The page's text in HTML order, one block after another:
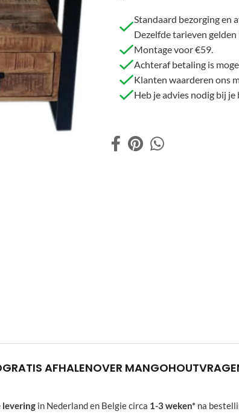
Standaard bezorging en
Dezelfde tarieven gelden
Montage voor €59.
Achteraf betaling is
Klanten waarderen ons
Heb je advies nodig bij
GRATIS AFHALENOVER MANGOHOUT
levering in Nederland en Belgie circa 1-3 weken* na